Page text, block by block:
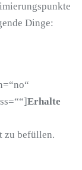
Dinge:
Erhalte
zu befüllen.